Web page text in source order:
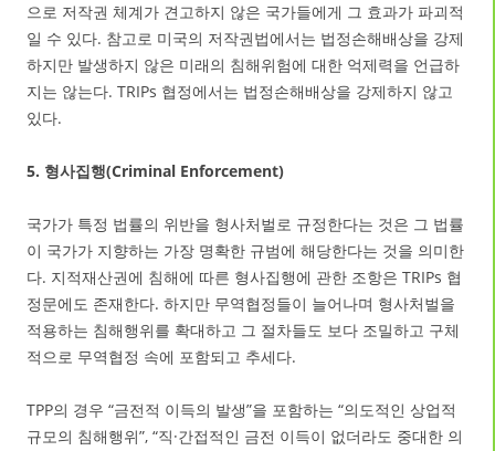
으로 저작권 체계가 견고하지 않은 국가들에게 그 효과가 파괴적
일 수 있다. 참고로 미국의 저작권법에서는 법정손해배상을 강제
하지만 발생하지 않은 미래의 침해위험에 대한 억제력을 언급하
지는 않는다. TRIPs 협정에서는 법정손해배상을 강제하지 않고
있다.
5. 형사집행(Criminal Enforcement)
국가가 특정 법률의 위반을 형사처벌로 규정한다는 것은 그 법률
이 국가가 지향하는 가장 명확한 규범에 해당한다는 것을 의미한
다. 지적재산권에 침해에 따른 형사집행에 관한 조항은 TRIPs 협
정문에도 존재한다. 하지만 무역협정들이 늘어나며 형사처벌을
적용하는 침해행위를 확대하고 그 절차들도 보다 조밀하고 구체
적으로 무역협정 속에 포함되고 추세다.
TPP의 경우 “금전적 이득의 발생”을 포함하는 “의도적인 상업적
규모의 침해행위”, “직·간접적인 금전 이득이 없더라도 중대한 의